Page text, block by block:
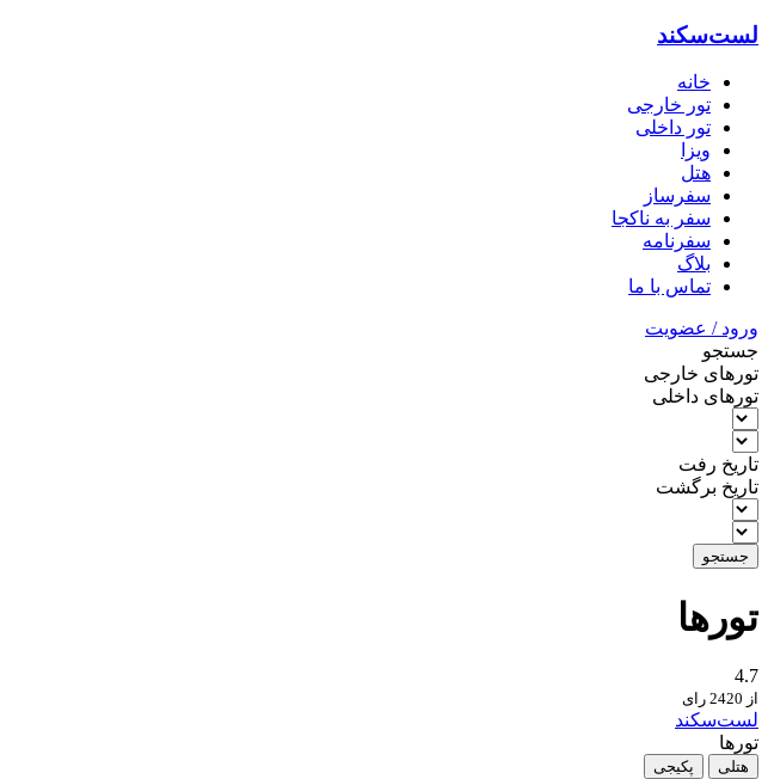
لست‌سکند
خانه
تور خارجی
تور داخلی
ویزا
هتل‌
سفرساز
سفر به ناکجا
سفرنامه
بلاگ
تماس با ما
ورود / عضویت
جستجو
تورهای خارجی
تورهای داخلی
تاریخ رفت
تاریخ برگشت
جستجو
تور‌ها
4.7
از 2420 رای
لست‌سکند
تورها
هتلی پکیجی